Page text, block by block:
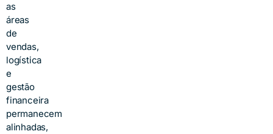
as
áreas
de
vendas,
logística
e
gestão
financeira
permanecem
alinhadas,